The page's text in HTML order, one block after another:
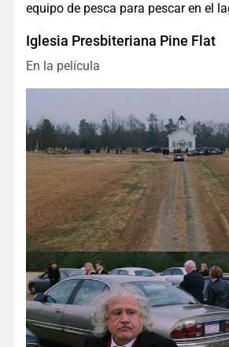
equipo de pesca para pescar en el
Iglesia Presbiteriana Pine Flat
En la película